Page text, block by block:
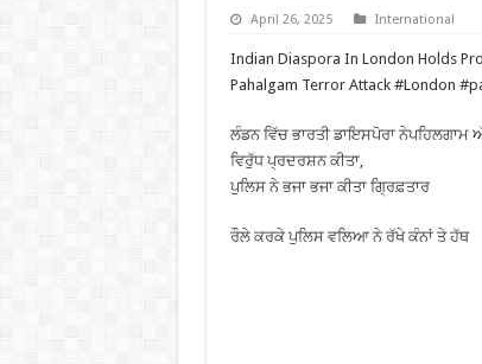
April 26, 2025 International
Indian Diaspora In London Holds
Pahalgam Terror Attack #London
ਲੰਡਨ ਵਿੱਚ ਭਾਰਤੀ ਡਾਇਸਪੋਰਾ ਨੇਪਹਿਲਗਾਮ
ਵਿਰੁੱਧ ਪ੍ਰਦਰਸ਼ਨ ਕੀਤਾ,
ਪੁਲਿਸ ਨੇ ਭਜਾ ਭਜਾ ਕੀਤਾ ਗ੍ਰਿਫ਼ਤਾਰ
ਰੌਲੇ ਕਰਕੇ ਪੁਲਿਸ ਵਲਿਆ ਨੇ ਰੱਖੇ ਕੰਨਾਂ ਤੇ ਹੱਥ